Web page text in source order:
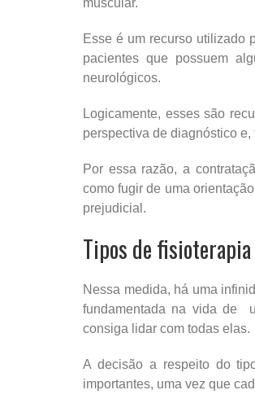
muscular.
Esse é um recurso utilizado
pacientes que possuem
neurológicos.
Logicamente, esses são
perspectiva de diagnóstico
Por essa razão, a
como fugir de uma
prejudicial.
Tipos de fisioterapia
Nessa medida, há uma
fundamentada na vida de
consiga lidar com todas elas.
A decisão a respeito do
importantes, uma vez que